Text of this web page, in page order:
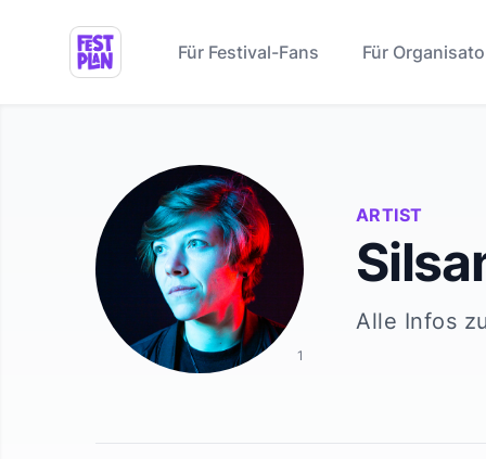
Für Festival-Fans Für
ARTIST
Alle Infos
1